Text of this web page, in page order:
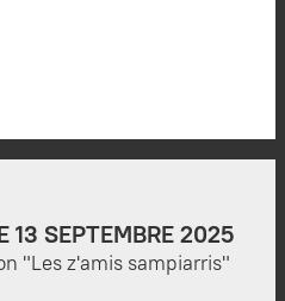
13 SEPTEMBRE 2025
"Les z'amis sampiarris"